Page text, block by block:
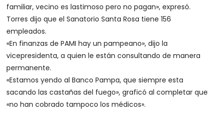
familiar, vecino es lastimoso pero no pagan», expresó.
Torres dijo que el Sanatorio Santa Rosa tiene 156
empleados.
«En finanzas de PAMI hay un pampeano», dijo la
vicepresidenta, a quien le están consultando de manera
permanente.
«Estamos yendo al Banco Pampa, que siempre esta
sacando las castañas del fuego», graficó al completar que
«no han cobrado tampoco los médicos».